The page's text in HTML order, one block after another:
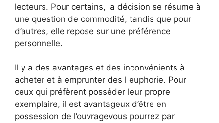
lecteurs. Pour certains, la décision se résume à
une question de commodité, tandis que pour
d’autres, elle repose sur une préférence
personnelle.
Il y a des avantages et des inconvénients à
acheter et à emprunter des l euphorie. Pour
ceux qui préfèrent posséder leur propre
exemplaire, il est avantageux d’être en
possession de l’ouvragevous pourrez par